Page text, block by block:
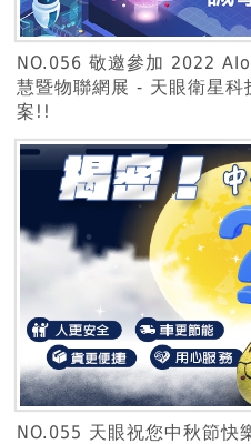
NO.056 敬邀參加 2022
慧暨物聯網展 - 天眼衛星科
案!!
NO.055 天眼祝您中秋節快